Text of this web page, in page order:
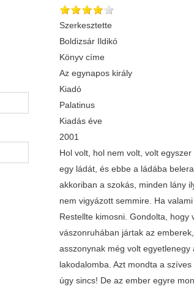
Szerkesztette
Boldizsár Ildikó
Könyv címe
Az egynapos király
Kiadó
Palatinus
Kiadás éve
2001
Hol volt, hol nem volt, volt
egy ládát, és ebbe a ládába
akkoriban a szokás, minden lány
nem vigyázott semmire. Ha
Restellte kimosni. Gondolta,
vászonruhában jártak az
asszonynak még volt
lakodalomba. Azt mondta a
úgy sincs! De az ember egyre